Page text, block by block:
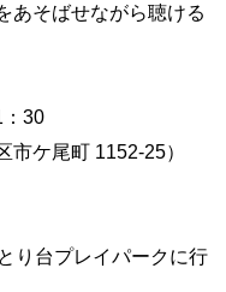
あそばせながら聴ける
：30
ケ尾町 1152-25）
り台プレイパークに行